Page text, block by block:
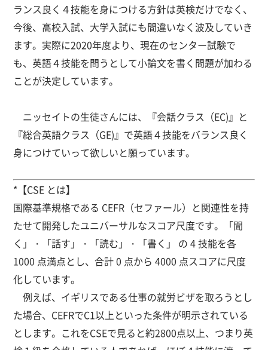
ランス良く４技能を身につける方針は英検だけでなく、
今後、高校入試、大学入試にも間違いなく波及していき
ます。実際に2020年度より、現在のセンター試験で
も、英語４技能を問うとして小論文を書く問題が加わる
ことが決定しています。
ニッセイトの生徒さんには、『会話クラス（EC)』と
『総合英語クラス（GE)』で英語４技能をバランス良く
身につけていって欲しいと願っています。
*【CSE とは】
国際基準規格である CEFR（セファール）と関連性を持
たせて開発したユニバーサルなスコア尺度です。「聞
く」・「話す」・「読む」・「書く」 の 4 技能を各
1000 点満点とし、合計 0 点から 4000 点スコアに尺度
化しています。
例えば、イギリスである仕事の就労ビザを取ろうとし
た場合、CEFRでC1以上といった条件が明示されている
とします。これをCSEで見ると約2800点以上、つまり英